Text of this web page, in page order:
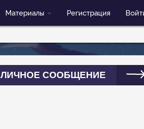
Материалы Регистрация
ЛИЧНОЕ СООБЩЕНИЕ